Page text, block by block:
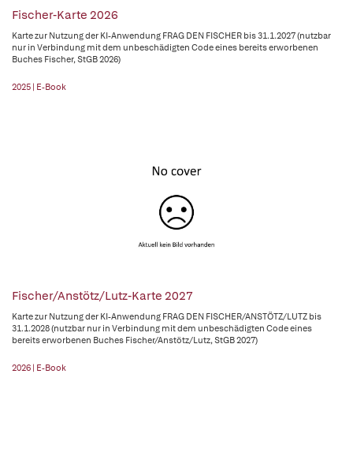
Fischer-Karte 2026
Karte zur Nutzung der KI-Anwendung FRAG DEN FISCHER bis 31.1.2027 (nutzbar
nur in Verbindung mit dem unbeschädigten Code eines bereits erworbenen
Buches Fischer, StGB 2026)
2025 | E-Book
Fischer/Anstötz/Lutz-Karte 2027
Karte zur Nutzung der KI-Anwendung FRAG DEN FISCHER/ANSTÖTZ/LUTZ bis
31.1.2028 (nutzbar nur in Verbindung mit dem unbeschädigten Code eines
bereits erworbenen Buches Fischer/Anstötz/Lutz, StGB 2027)
2026 | E-Book